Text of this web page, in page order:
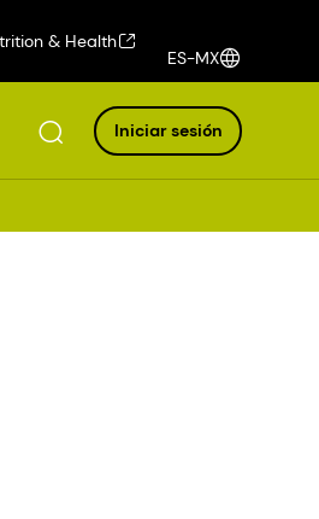
& Health
ES-MX
Iniciar sesión